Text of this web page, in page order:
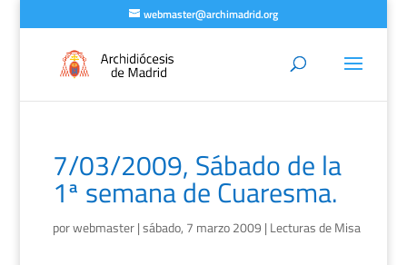
webmaster@archimadrid.org
7/03/2009, Sábado de la
1ª semana de Cuaresma.
porwebmaster|sábado, 7 marzo 2009 | Lecturas de Misa